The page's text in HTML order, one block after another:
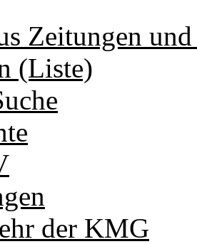
Zeitungen
(Liste)
der KMG